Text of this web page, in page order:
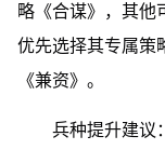
略《合谋》，其他
优先选择其专属策
《兼资》。
兵种提升建议：